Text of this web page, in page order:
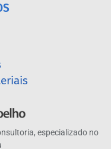
especializado no